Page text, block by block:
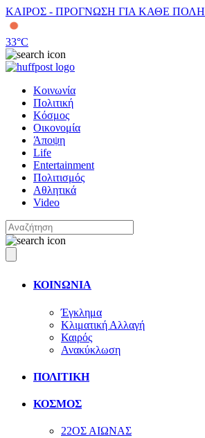
ΚΑΙΡΟΣ - ΠΡΟΓΝΩΣΗ ΓΙΑ ΚΑΘΕ ΠΟΛΗ
33°C
Κοινωνία
Πολιτική
Κόσμος
Οικονομία
Άποψη
Life
Entertainment
Πολιτισμός
Αθλητικά
Video
ΚΟΙΝΩΝΙΑ
Έγκλημα
Κλιματική Αλλαγή
Καιρός
Ανακύκλωση
ΠΟΛΙΤΙΚΗ
ΚΟΣΜΟΣ
22ΟΣ ΑΙΩΝΑΣ